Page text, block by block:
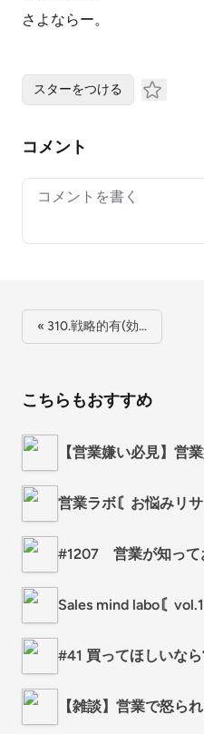
さよならー。
スターをつける
コメント
Your comment
« 310.戦略的有(効…
こちらもおすすめ
【営業嫌い必見】営
営業ラボ〘お悩みリサ
#1207 営業が知って
Sales mind labo〘
#41 買ってほしいな
【雑談】営業で怒ら